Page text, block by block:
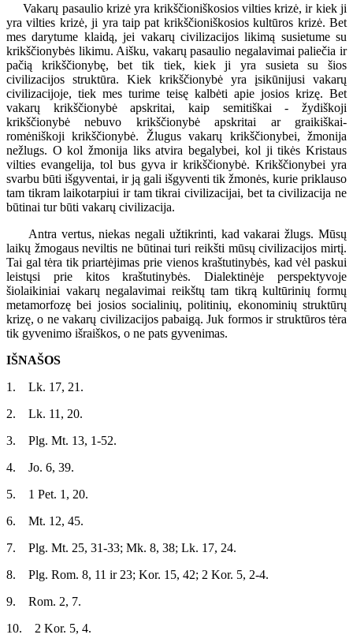
Vakarų pasaulio krizė yra krikščioniškosios vilties krizė, ir kiek ji
yra vilties krizė, ji yra taip pat krikščioniškosios kultūros krizė. Bet
mes darytume klaidą, jei vakarų civilizacijos likimą susietume su
krikščionybės likimu. Aišku, vakarų pasaulio negalavimai paliečia ir
pačią krikščionybę, bet tik tiek, kiek ji yra susieta su šios
civilizacijos struktūra. Kiek krikščionybė yra įsikūnijusi vakarų
civilizacijoje, tiek mes turime teisę kalbėti apie josios krizę. Bet
vakarų krikščionybė apskritai, kaip semitiškai - žydiškoji
krikščionybė nebuvo krikščionybė apskritai ar graikiškai-
romėniškoji krikščionybė. Žlugus vakarų krikščionybei, žmonija
nežlugs. O kol žmonija liks atvira begalybei, kol ji tikės Kristaus
vilties evangelija, tol bus gyva ir krikščionybė. Krikščionybei yra
svarbu būti išgyventai, ir ją gali išgyventi tik žmonės, kurie priklauso
tam tikram laikotarpiui ir tam tikrai civilizacijai, bet ta civilizacija ne
būtinai tur būti vakarų civilizacija.
Antra vertus, niekas negali užtikrinti, kad vakarai žlugs. Mūsų
laikų žmogaus neviltis ne būtinai turi reikšti mūsų civilizacijos mirtį.
Tai gal tėra tik priartėjimas prie vienos kraštutinybės, kad vėl paskui
leistųsi prie kitos kraštutinybės. Dialektinėje perspektyvoje
šiolaikiniai vakarų negalavimai reikštų tam tikrą kultūrinių formų
metamorfozę bei josios socialinių, politinių, ekonominių struktūrų
krizę, o ne vakarų civilizacijos pabaigą. Juk formos ir struktūros tėra
tik gyvenimo išraiškos, o ne pats gyvenimas.
IŠNAŠOS
1. Lk. 17, 21.
2. Lk. 11, 20.
3. Plg. Mt. 13, 1-52.
4. Jo. 6, 39.
5. 1 Pet. 1, 20.
6. Mt. 12, 45.
7. Plg. Mt. 25, 31-33; Mk. 8, 38; Lk. 17, 24.
8. Plg. Rom. 8, 11 ir 23; Kor. 15, 42; 2 Kor. 5, 2-4.
9. Rom. 2, 7.
10. 2 Kor. 5, 4.